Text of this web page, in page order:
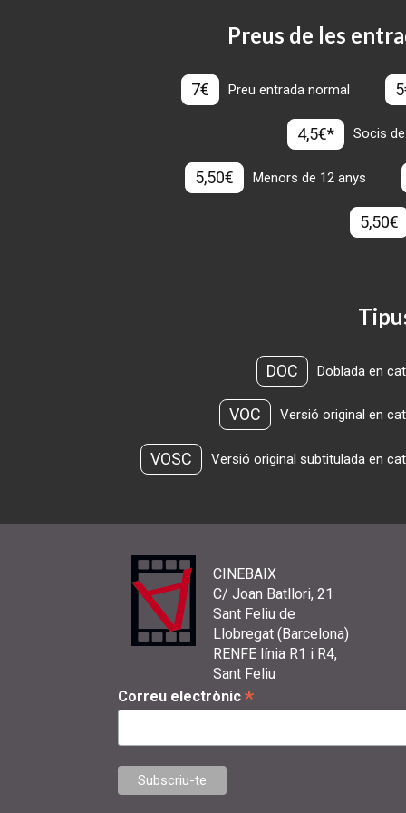
Preus de les
7€ Preu entrada normal
4,5€* Socis
5,50€ Menors de 12 anys
5,50€
DOC Doblada en
VOC Versió original en
VOSC Versió original subtitulada en
CINEBAIX
C/ Joan Batllori, 21
Sant Feliu de
Llobregat (Barcelona)
RENFE línia R1 i R4,
Sant Feliu
Correu electrònic *